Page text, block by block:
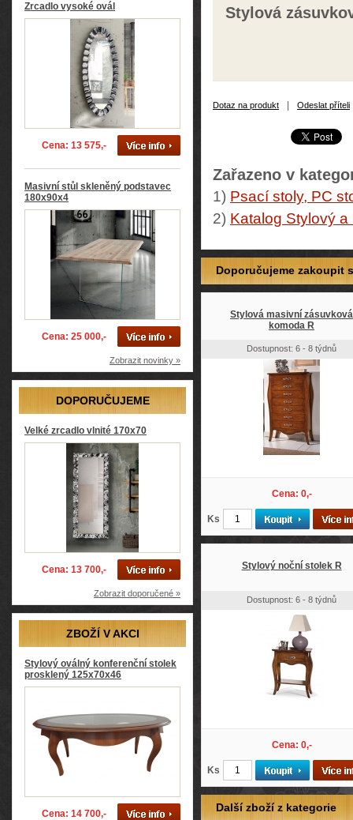
Zrcadlo vysoké ovál
Cena: 13 575,-
Masivní stůl skleněný podstavec
180x90x4
Cena: 25 000,-
Zobrazit novinky »
DOPORUČUJEME
Velké zrcadlo vlnité 170x70
Cena: 13 700,-
Zobrazit doporučené »
ZBOŽÍ V AKCI
Stylový oválný konferenční stolek
prosklený 125x70x46
Cena: 14 700,-
Stylová
Dotaz na produkt Odeslat příteli
Zařazeno v
1) Psací stoly, PC
2) Katalog Stylový
Doporučujeme zakoupit
Stylová masivní zásuvková
komoda R
Dostupnost: 6 - 8 týdnů
Cena: 0,-
Ks
Stylový noční stolek R
Dostupnost: 6 - 8 týdnů
Cena: 0,-
Ks
Další zboží z kategorie